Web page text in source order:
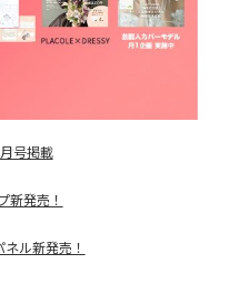
号掲載
新発売！
ル新発売！